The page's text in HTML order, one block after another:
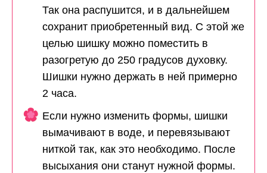
Так она распушится, и в дальнейшем
сохранит приобретенный вид. С этой же
целью шишку можно поместить в
разогретую до 250 градусов духовку.
Шишки нужно держать в ней примерно
2 часа.
Если нужно изменить формы, шишки
вымачивают в воде, и перевязывают
ниткой так, как это необходимо. После
высыхания они станут нужной формы.